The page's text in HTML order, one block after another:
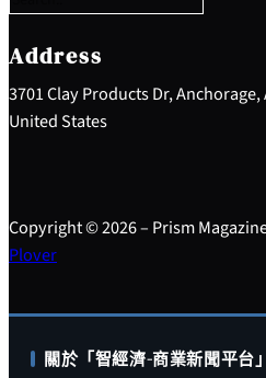
c
h
Address
3701 Clay Products Dr, Anchorage,
United States
Copyright © 2026 – Prism
Plover
關於「智經濟-商業新聞平台」